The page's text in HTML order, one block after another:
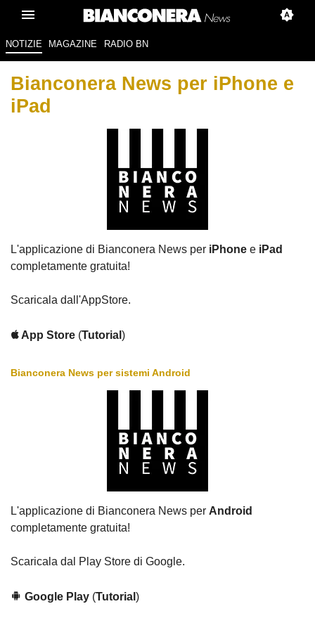
NOTIZIE MAGAZINE RADIO BN
Bianconera News per iPhone e
iPad
L'applicazione di Bianconera News per iPhone e iPad
completamente gratuita!
Scaricala dall'AppStore.
App Store (Tutorial )
Bianconera News per sistemi Android
L'applicazione di Bianconera News per Android
completamente gratuita!
Scaricala dal Play Store di Google.
Google Play (Tutorial )